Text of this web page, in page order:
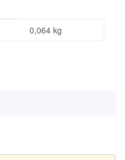
0,064 kg